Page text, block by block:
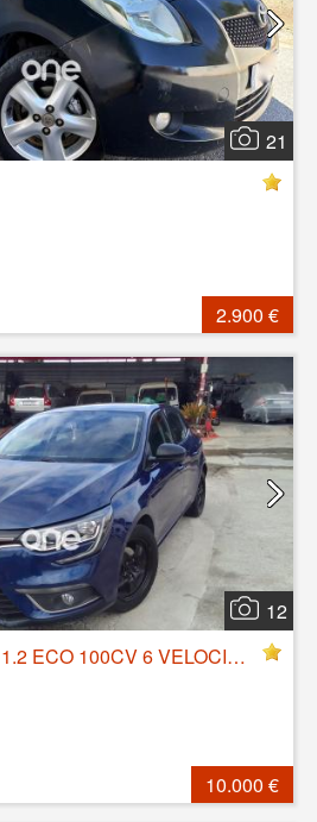
21
2.900 €
12
RENAULT MEGANE 1.2 ECO 100CV 6 VELOCIDADES
10.000 €